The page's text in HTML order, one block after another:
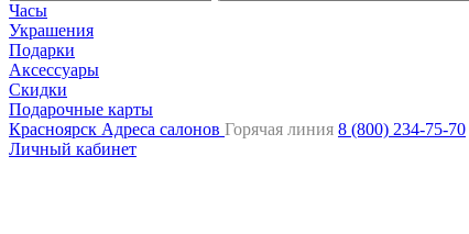
Часы
Украшения
Подарки
Аксессуары
Скидки
Подарочные карты
Красноярск Адреса салонов Горячая линия 8 (800) 234-75-70
Личный кабинет